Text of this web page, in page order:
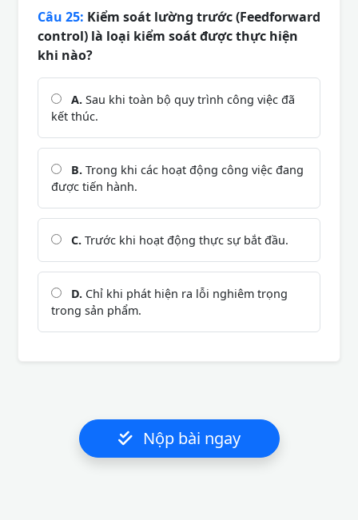
Câu 25: Kiểm soát lường trước (Feedforward
control) là loại kiểm soát được thực hiện
khi nào?
A. Sau khi toàn bộ quy trình công việc đã
kết thúc.
B. Trong khi các hoạt động công việc đang
được tiến hành.
C. Trước khi hoạt động thực sự bắt đầu.
D. Chỉ khi phát hiện ra lỗi nghiêm trọng
trong sản phẩm.
Nộp bài ngay